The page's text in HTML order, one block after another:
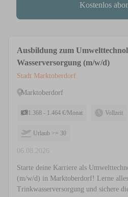
Kostenlos
Ausbildung zum
Wasserversorgung (m/w/d)
Stadt Marktoberdorf
Marktoberdorf
1.368 - 1.464 €/Monat Vollzeit
Urlaub >= 30
06.08.2026
Starte deine Karriere als
(m/w/d) in Marktoberdorf! Lerne
Trinkwasserversorgung und sichere